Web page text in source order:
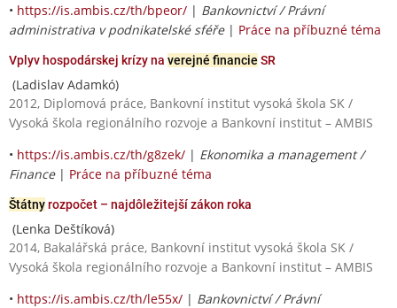
• https://is.ambis.cz/th/bpeor/ | Bankovnictví / Právní
administrativa v podnikatelské sféře| Práce na příbuzné téma
Vplyv hospodárskej krízy na verejné financie SR
(Ladislav Adamkó)
2012, Diplomová práce, Bankovní institut vysoká škola SK /
Vysoká škola regionálního rozvoje a Bankovní institut – AMBIS
• https://is.ambis.cz/th/g8zek/ | Ekonomika a management /
Finance| Práce na příbuzné téma
Štátnyrozpočet – najdôležitejší zákon roka
(Lenka Deštíková)
2014, Bakalářská práce, Bankovní institut vysoká škola SK /
Vysoká škola regionálního rozvoje a Bankovní institut – AMBIS
• https://is.ambis.cz/th/le55x/ | Bankovnictví / Právní